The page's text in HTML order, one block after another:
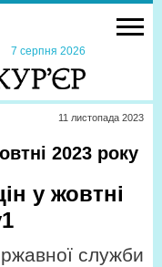
7 серпня 2026
11 листопада 2023
2023 року
у жовтні
1
служби